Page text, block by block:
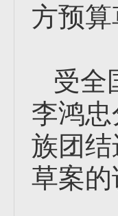
方预算
受全
李鸿
族团
草案的